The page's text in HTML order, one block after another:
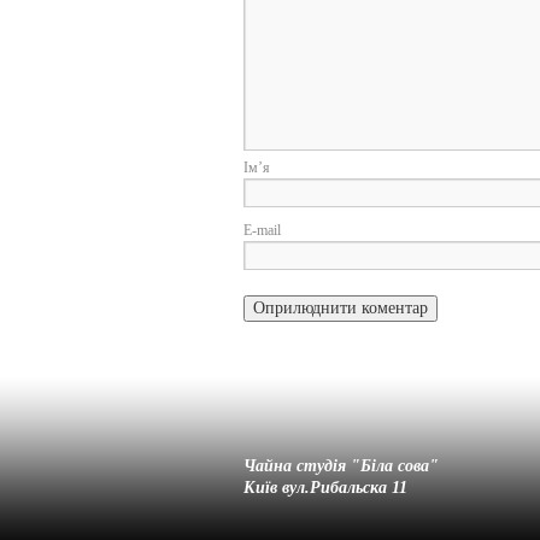
Чайна студія "Біла cова"
Київ вул.Рибальска 11